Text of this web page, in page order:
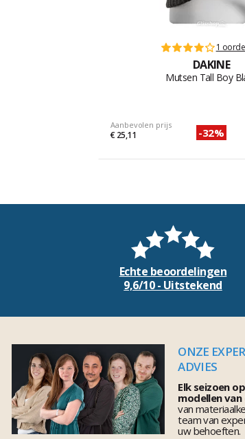
1
DAKINE
Mutsen Tall Boy
Aanbevolen prijs
€ 25,11 -32%
Echte beoordelingen
9,6/10 - Uitstekend
ONZE
ADVIES
Elk seizoen
modellen
van
team van
uw behoeften.